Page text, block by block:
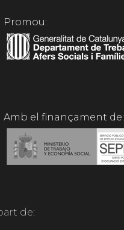
Promou:
Amb el finançament de:
de: